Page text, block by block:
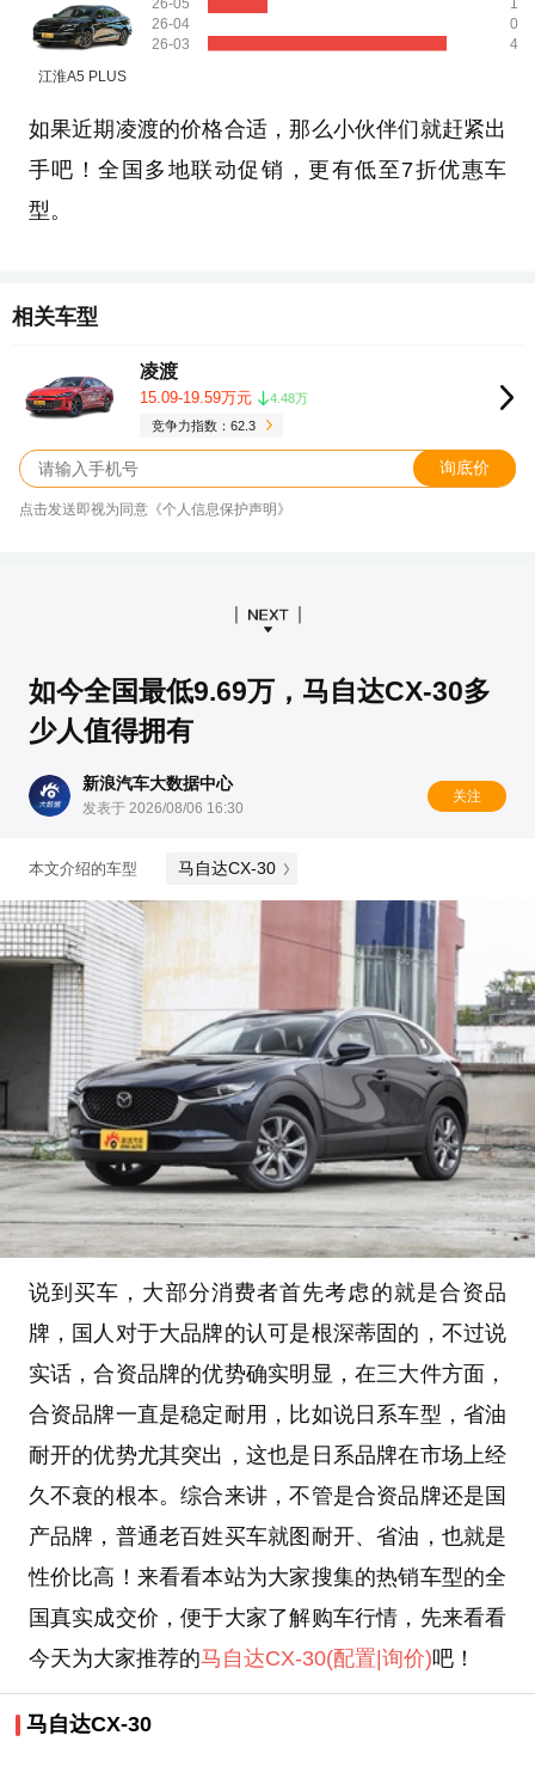
江淮A5 PLUS
26-05
26-04
26-03
1
0
4
如果近期凌渡的价格合适，那么小伙伴们就赶紧出
手吧！全国多地联动促销，更有低至7折优惠车
型。
相关车型
凌渡
15.09-19.59万元
4.48万
竞争力指数：62.3
询底价
点击发送即视为同意《个人信息保护声明》
如今全国最低9.69万，马自达CX-30多
少人值得拥有
新浪汽车大数据中心
发表于 2026/08/06 16:30
关注
本文介绍的车型 马自达CX-30
说到买车，大部分消费者首先考虑的就是合资品
牌，国人对于大品牌的认可是根深蒂固的，不过说
实话，合资品牌的优势确实明显，在三大件方面，
合资品牌一直是稳定耐用，比如说日系车型，省油
耐开的优势尤其突出，这也是日系品牌在市场上经
久不衰的根本。综合来讲，不管是合资品牌还是国
产品牌，普通老百姓买车就图耐开、省油，也就是
性价比高！来看看本站为大家搜集的热销车型的全
国真实成交价，便于大家了解购车行情，先来看看
今天为大家推荐的马自达CX-30(配置 |询价)吧！
马自达CX-30